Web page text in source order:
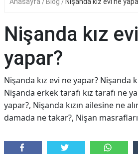
Nişanda kız
yapar?
Nişanda kız evi ne yapar? Nişanda
Nişanda erkek tarafı kız tarafı ne
yapar?, Nişanda kızın ailesine ne
damada ne takar?, Nişan